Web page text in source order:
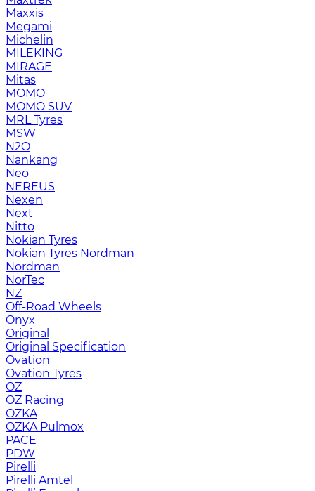
Maxxis
Megami
Michelin
MILEKING
MIRAGE
Mitas
MOMO
MOMO SUV
MRL Tyres
MSW
N2O
Nankang
Neo
NEREUS
Nexen
Next
Nitto
Nokian Tyres
Nokian Tyres Nordman
Nordman
NorTec
NZ
Off-Road Wheels
Onyx
Original
Original Specification
Ovation
Ovation Tyres
OZ
OZ Racing
OZKA
OZKA Pulmox
PACE
PDW
Pirelli
Pirelli Amtel